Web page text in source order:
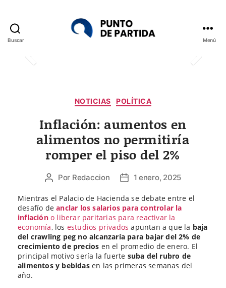
Buscar Menú
Categorías
NOTICIAS POLÍTICA
Inflación: aumentos en
alimentos no permitiría
romper el piso del 2%
Autor
la
entrada
Por Redaccion
Fecha
la
entrada
1 enero, 2025
Mientras el Palacio de Hacienda se debate entre el
desafío de anclar los salarios para controlar la
inflacióno liberar paritarias para reactivar la
economía, los estudios privados apuntan a que la baja
del crawling peg no alcanzaría para bajar del 2% de
crecimiento de precios en el promedio de enero. El
principal motivo sería la fuerte suba del rubro de
alimentos y bebidas en las primeras semanas del
año.